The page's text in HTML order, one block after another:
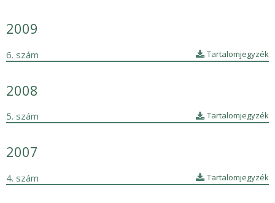
2009
6. szám Tartalomjegyzék
2008
5. szám Tartalomjegyzék
2007
4. szám Tartalomjegyzék